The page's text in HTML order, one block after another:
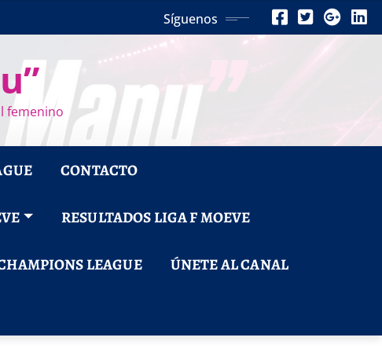
Síguenos
femenino
CONTACTO
RESULTADOS LIGA F MOEVE
LEAGUE ÚNETE AL CANAL